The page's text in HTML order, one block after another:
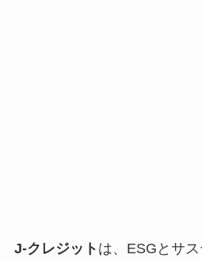
J-クレジット は、ESGとサ